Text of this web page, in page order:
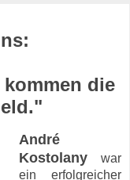
die
André
Kostolanywar
ein erfolgreicher